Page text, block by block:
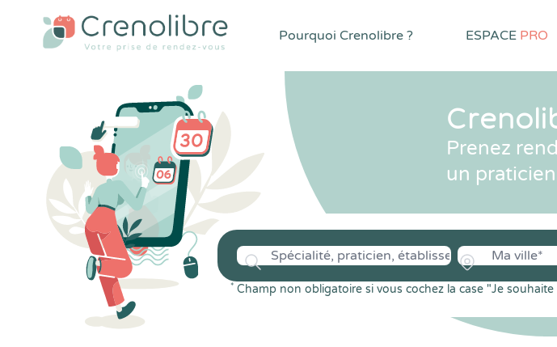
Pourquoi Crenolibre ? ESPACE PRO
Prenez
un
* Champ non obligatoire si vous cochez la case "Je